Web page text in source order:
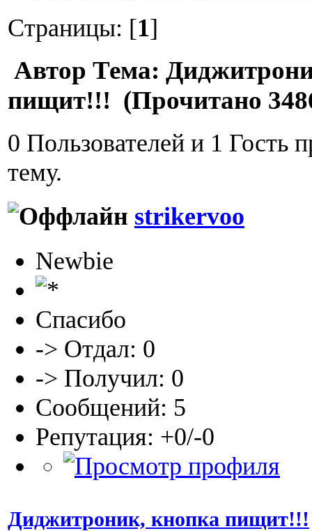
Страницы: [1]
Автор Тема:
пищит!!! (Прочитано
0 Пользователей и 1 Гость
тему.
strikervoo
Newbie
Спасибо
-> Отдал: 0
-> Получил: 0
Сообщений: 5
Репутация: +0/-0
Диджитроник, кнопка пищит!!!